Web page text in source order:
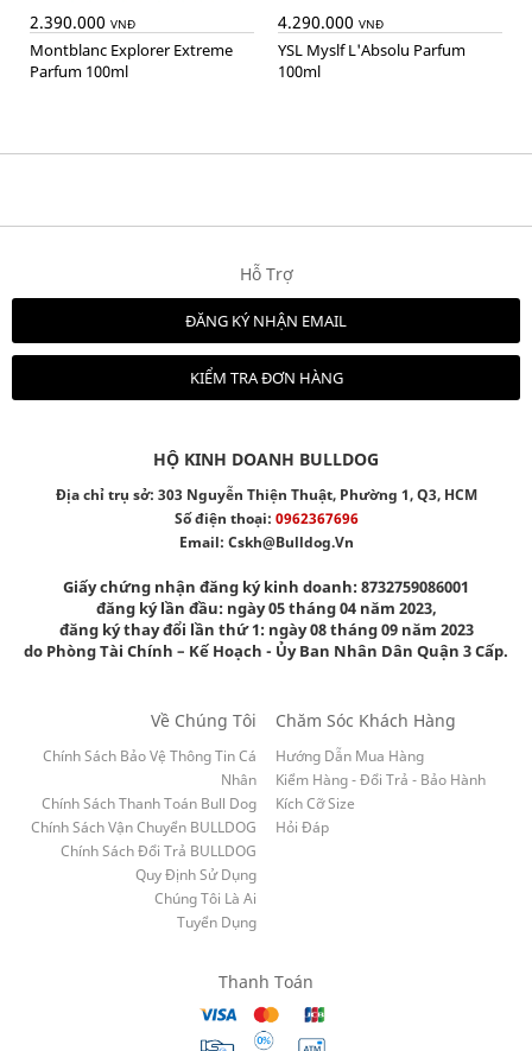
2.390.000 VNĐ
Montblanc Explorer Extreme
Parfum 100ml
4.290.000 VNĐ
YSL Myslf L'Absolu Parfum
100ml
Hỗ Trợ
ĐĂNG KÝ NHẬN EMAIL
KIỂM TRA ĐƠN HÀNG
HỘ KINH DOANH BULLDOG
Địa chỉ trụ sở: 303 Nguyễn Thiện Thuật, Phường 1, Q3, HCM
Số điện thoại: 0962367696
Email: Cskh@bulldog.vn
Giấy chứng nhận đăng ký kinh doanh: 8732759086001
đăng ký lần đầu: ngày 05 tháng 04 năm 2023,
đăng ký thay đổi lần thứ 1: ngày 08 tháng 09 năm 2023
do Phòng Tài Chính – Kế Hoạch - Ủy Ban Nhân Dân Quận 3 Cấp.
Về Chúng Tôi
Chính Sách Bảo Vệ Thông Tin Cá
Nhân
Chính Sách Thanh Toán Bull Dog
Chính Sách Vận Chuyển BULLDOG
Chính Sách Đổi Trả BULLDOG
Quy Định Sử Dụng
Chúng Tôi Là Ai
Tuyển Dụng
Chăm Sóc Khách Hàng
Hướng Dẫn Mua Hàng
Kiểm Hàng - Đổi Trả - Bảo Hành
Kích Cỡ Size
Hỏi Đáp
Thanh Toán